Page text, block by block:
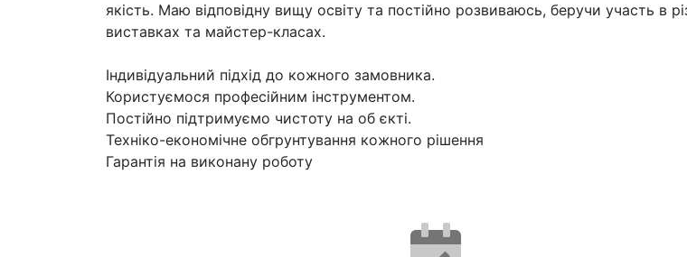
якість. Маю відповідну вищу освіту та постійно розвиваюсь, беручи участь в
виставках та майстер-класах.
Індивідуальний підхід до кожного замовника.
Користуємося професійним інструментом.
Постійно підтримуємо чистоту на об єкті.
Техніко-економічне обгрунтування кожного рішення
Гарантія на виконану роботу